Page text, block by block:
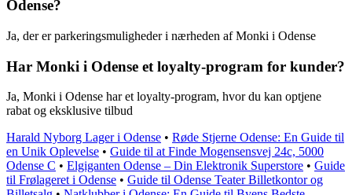
Odense?
Ja, der er parkeringsmuligheder i nærheden af Monki i Odense
Har Monki i Odense et loyalty-program for kunder?
Ja, Monki i Odense har et loyalty-program, hvor du kan optjene
rabat og eksklusive tilbud
Harald Nyborg Lager i Odense • Røde Stjerne Odense: En Guide til
en Unik Oplevelse • Guide til at Finde Mogensensvej 24c, 5000
Odense C • Elgiganten Odense – Din Elektronik Superstore • Guide
til Frølageret i Odense • Guide til Odense Teater Billetkontor og